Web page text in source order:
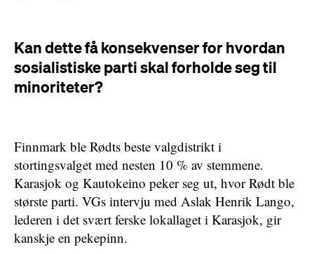
Kan dette få konsekvenser for hvordan
sosialistiske parti skal forholde seg til
minoriteter?
Finnmark ble Rødts beste valgdistrikt i
stortingsvalget med nesten 10 % av stemmene.
Karasjok og Kautokeino peker seg ut, hvor Rødt ble
største parti. VGs intervju med Aslak Henrik Lango,
lederen i det svært ferske lokallaget i Karasjok, gir
kanskje en pekepinn.